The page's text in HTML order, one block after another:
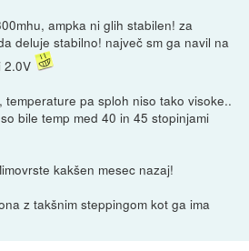
ampka ni glih stabilen! za
deluje stabilno! največ sm ga navil na
2.0V
pa sploh niso tako visoke..
bile temp med 40 in 45 stopinjami
kakšen mesec nazaj!
z takšnim steppingom kot ga ima